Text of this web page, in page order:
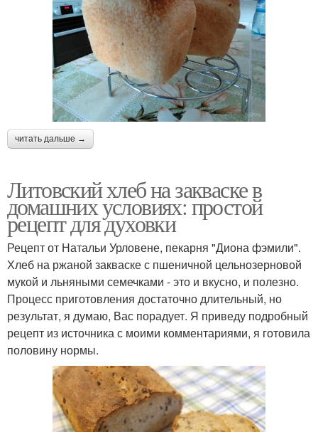
читать дальше →
Литовский хлеб на закваске в
домашних условиях: простой
рецепт для духовки
Рецепт от Натальи Урловене, пекарня "Диона фэмили".
Хлеб на ржаной закваске с пшеничной цельнозерновой
мукой и льняными семечками - это и вкусно, и полезно.
Процесс приготовления достаточно длительный, но
результат, я думаю, Вас порадует. Я приведу подробный
рецепт из источника с моими комментариями, я готовила
половину нормы.